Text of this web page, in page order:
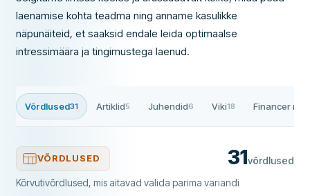
laenamise kohta teadma ning anname kasulikke
näpunäiteid, et saaksid endale leida optimaalse
intressimäära ja tingimustega laenud.
Võrdlused31 Artiklid5 Juhendid6 Viki18 Financer
VÕRDLUSED 31võrdlused
Kõrvutivõrdlused, mis aitavad valida parima variandi